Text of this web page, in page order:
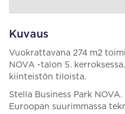
Kuvaus
Vuokrattavana 274 m2
NOVA -talon 5.
kiinteistön tiloista.
Stella Business Park
Euroopan suurimmassa